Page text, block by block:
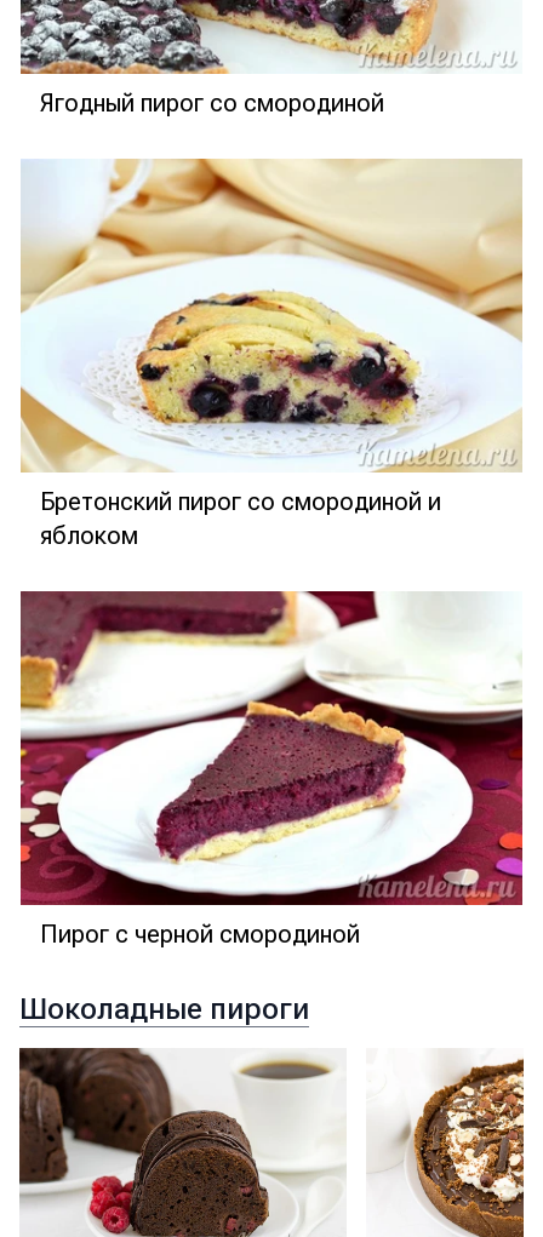
Ягодный пирог со смородиной
Бретонский пирог со смородиной и
яблоком
Пирог с черной смородиной
Шоколадные пироги